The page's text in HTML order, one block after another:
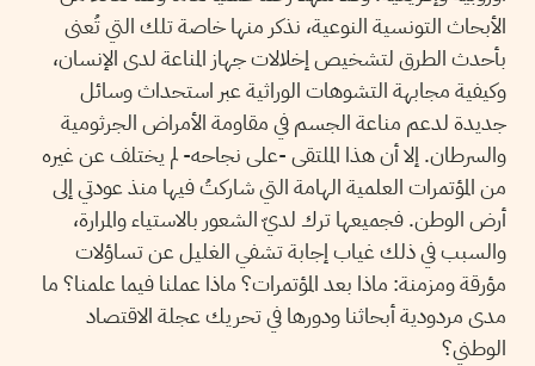
الأبحاث التونسية النوعية، نذكر منها خاصة تلك التي تُعنى
بأحدث الطرق لتشخيص إخلالات جهاز المناعة لدى الإنسان،
وكيفية مجابهة التشوهات الوراثية عبر استحداث وسائل
جديدة لدعم مناعة الجسم في مقاومة الأمراض الجرثومية
والسرطان. إلا أن هذا الملتقى -على نجاحه- لم يختلف عن غيره
من المؤتمرات العلمية الهامة التي شاركتُ فيها منذ عودتي إلى
أرض الوطن. فجميعها ترك لديّ الشعور بالاستياء والمرارة،
والسبب في ذلك غياب إجابة تشفي الغليل عن تساؤلات
مؤرقة ومزمنة: ماذا بعد المؤتمرات؟ ماذا عملنا فيما علمنا؟ ما
مدى مردودية أبحاثنا ودورها في تحريك عجلة الاقتصاد
الوطني؟